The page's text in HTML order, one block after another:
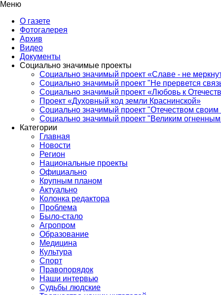
Меню
О газете
Фотогалерея
Архив
Видео
Документы
Социально значимые проекты
Социально значимый проект «Славе - не
Социально значимый проект "Не прервется
Социально значимый проект «Любовь к
Проект «Духовный код земли Краснинской»
Социально значимый проект "Отечеством своим
Социально значимый проект "Великим
Категории
Главная
Новости
Регион
Национальные проекты
Официально
Крупным планом
Актуально
Колонка редактора
Проблема
Было-стало
Агропром
Образование
Медицина
Культура
Спорт
Правопорядок
Наши интервью
Судьбы людские